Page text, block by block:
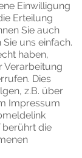
Einwilligung
Erteilung
Sie auch
uns einfach.
haben,
Verarbeitung
Dies
z.B. über
Impressum
berührt die